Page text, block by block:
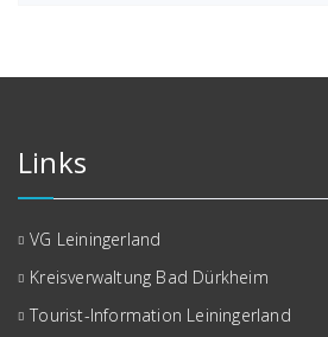
Links
VG Leiningerland
Kreisverwaltung Bad Dürkheim
Tourist-Information Leiningerland